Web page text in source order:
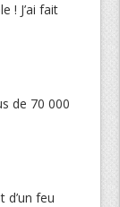
! J’ai fait
de 70 000
feu